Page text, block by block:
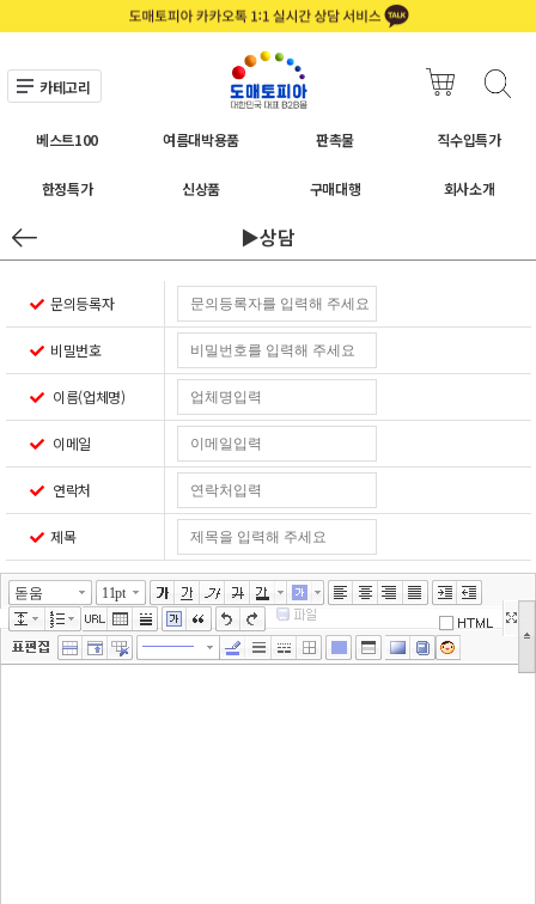
카테고리
베스트100 여름대박용품 판촉물 직수입특가
한정특가 신상품 구매대행 회사소개
▶상담
문의등록자
비밀번호
이름(업체명)
이메일
연락처
제목
돋움 11pt